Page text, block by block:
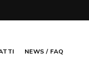
NEWS / FAQ